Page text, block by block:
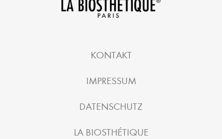
KONTAKT
IMPRESSUM
DATENSCHUTZ
LA BIOSTHÉTIQUE